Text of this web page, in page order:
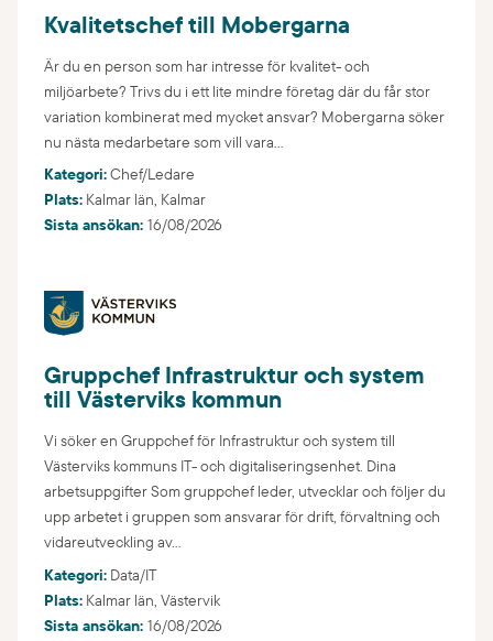
Kvalitetschef till Mobergarna
Är du en person som har intresse för kvalitet- och
miljöarbete? Trivs du i ett lite mindre företag där du får stor
variation kombinerat med mycket ansvar? Mobergarna söker
nu nästa medarbetare som vill vara...
Kategori:Chef/Ledare
Plats: Kalmar län, Kalmar
Sista ansökan: 16/08/2026
Gruppchef Infrastruktur och system
till Västerviks kommun
Vi söker en Gruppchef för Infrastruktur och system till
Västerviks kommuns IT- och digitaliseringsenhet. Dina
arbetsuppgifter Som gruppchef leder, utvecklar och följer du
upp arbetet i gruppen som ansvarar för drift, förvaltning och
vidareutveckling av...
Kategori: Data/IT
Plats: Kalmar län, Västervik
Sista ansökan: 16/08/2026